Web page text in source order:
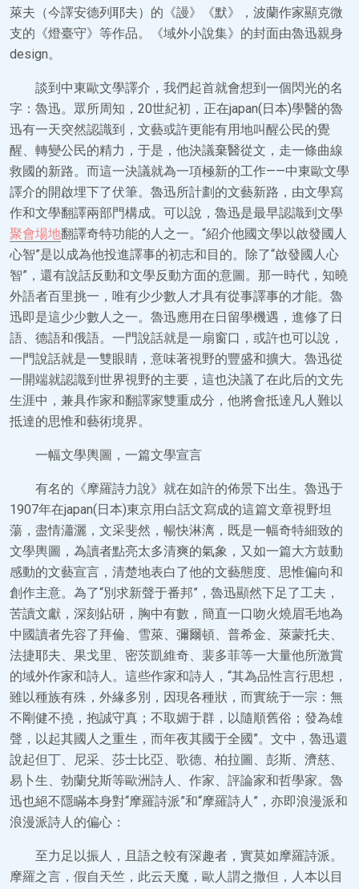
萊夫（今譯安德列耶夫）的《謾》《默》，波蘭作家顯克微
支的《燈臺守》等作品。《域外小說集》的封面由魯迅親身
design。
談到中東歐文學譯介，我們起首就會想到一個閃光的名
字：魯迅。眾所周知，20世紀初，正在japan(日本)學醫的魯
迅有一天突然認識到，文藝或許更能有用地叫醒公民的覺
醒、轉變公民的精力，于是，他決議棄醫從文，走一條曲線
救國的新路。而這一決議就為一項極新的工作——中東歐文學
譯介的開啟埋下了伏筆。魯迅所計劃的文藝新路，由文學寫
作和文學翻譯兩部門構成。可以說，魯迅是最早認識到文學
聚會場地翻譯奇特功能的人之一。“紹介他國文學以啟發國人
心智”是以成為他投進譯事的初志和目的。除了“啟發國人心
智”，還有說話反動和文學反動方面的意圖。那一時代，知曉
外語者百里挑一，唯有少少數人才具有從事譯事的才能。魯
迅即是這少少數人之一。魯迅應用在日留學機遇，進修了日
語、德語和俄語。一門說話就是一扇窗口，或許也可以說，
一門說話就是一雙眼睛，意味著視野的豐盛和擴大。魯迅從
一開端就認識到世界視野的主要，這也決議了在此后的文先
生涯中，兼具作家和翻譯家雙重成分，他將會抵達凡人難以
抵達的思惟和藝術境界。
一幅文學輿圖，一篇文學宣言
有名的《摩羅詩力說》就在如許的佈景下出生。魯迅于
1907年在japan(日本)東京用白話文寫成的這篇文章視野坦
蕩，盡情瀟灑，文采斐然，暢快淋漓，既是一幅奇特細致的
文學輿圖，為讀者點亮太多清爽的氣象，又如一篇大方鼓動
感動的文藝宣言，清楚地表白了他的文藝態度、思惟偏向和
創作主意。為了“別求新聲于番邦”，魯迅顯然下足了工夫，
苦讀文獻，深刻鉆研，胸中有數，簡直一口吻火燒眉毛地為
中國讀者先容了拜倫、雪萊、彌爾頓、普希金、萊蒙托夫、
法捷耶夫、果戈里、密茨凱維奇、裴多菲等一大量他所激賞
的域外作家和詩人。這些作家和詩人，“其為品性言行思想，
雖以種族有殊，外緣多別，因現各種狀，而實統于一宗：無
不剛健不撓，抱誠守真；不取媚于群，以隨順舊俗；發為雄
聲，以起其國人之重生，而年夜其國于全國”。文中，魯迅還
說起但丁、尼采、莎士比亞、歌德、柏拉圖、彭斯、濟慈、
易卜生、勃蘭兌斯等歐洲詩人、作家、評論家和哲學家。魯
迅也絕不隱瞞本身對“摩羅詩派”和“摩羅詩人”，亦即浪漫派和
浪漫派詩人的偏心：
至力足以振人，且語之較有深趣者，實莫如摩羅詩派。
摩羅之言，假自天竺，此云天魔，歐人謂之撒但，人本以目